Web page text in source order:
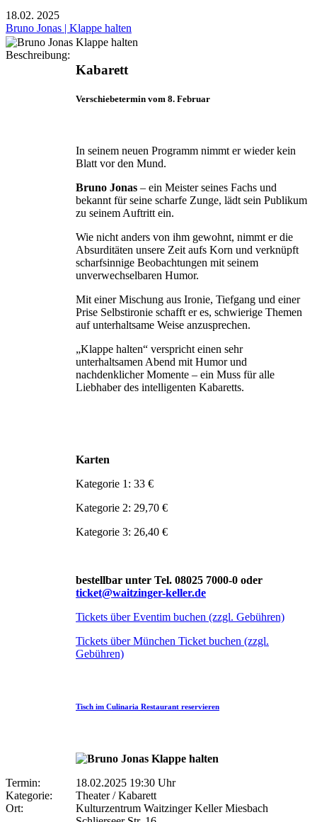
18.02. 2025
Bruno Jonas | Klappe halten
Beschreibung:
Kabarett
Verschiebetermin vom 8. Februar
In seinem neuen Programm nimmt er wieder kein
Blatt vor den Mund.
Bruno Jonas – ein Meister seines Fachs und
bekannt für seine scharfe Zunge, lädt sein Publikum
zu seinem Auftritt ein.
Wie nicht anders von ihm gewohnt, nimmt er die
Absurditäten unsere Zeit aufs Korn und verknüpft
scharfsinnige Beobachtungen mit seinem
unverwechselbaren Humor.
Mit einer Mischung aus Ironie, Tiefgang und einer
Prise Selbstironie schafft er es, schwierige Themen
auf unterhaltsame Weise anzusprechen.
„Klappe halten“ verspricht einen sehr
unterhaltsamen Abend mit Humor und
nachdenklicher Momente – ein Muss für alle
Liebhaber des intelligenten Kabaretts.
Karten
Kategorie 1: 33 €
Kategorie 2: 29,70 €
Kategorie 3: 26,40 €
bestellbar unter Tel. 08025 7000-0 oder
ticket@waitzinger-keller.de
Tickets über Eventim buchen (zzgl. Gebühren)
Tickets über München Ticket buchen (zzgl.
Gebühren)
Tisch im Culinaria Restaurant reservieren
Termin:
18.02.2025 19:30 Uhr
Kategorie:
Theater / Kabarett
Ort:
Kulturzentrum Waitzinger Keller Miesbach